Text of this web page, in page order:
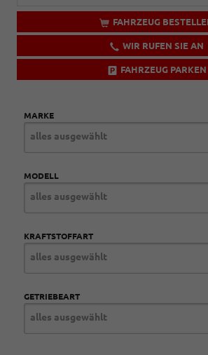
FAHRZEUG
WIR RUFEN SIE AN
FAHRZEUG PARKEN
MARKE
alles ausgewählt
MODELL
alles ausgewählt
KRAFTSTOFFART
alles ausgewählt
GETRIEBEART
alles ausgewählt